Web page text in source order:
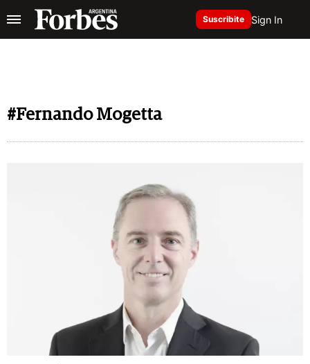
Suscribite Sign In
#Fernando Mogetta